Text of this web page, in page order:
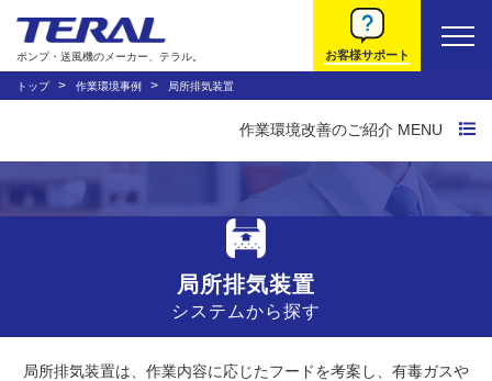
ポンプ・送風機のメーカー、テラル。 お客様サポート
トップ 作業環境事例 局所排気装置
作業環境改善のご紹介 MENU
システムから探す
局所排気装置
システムから探す
局所排気装置は、作業内容に応じたフードを考案し、有毒ガスや